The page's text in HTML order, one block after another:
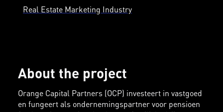
Real Estate Marketing Industry
About the project
Orange Capital Partners (OCP) investeert in vastgoed
en fungeert als ondernemingspartner voor pensioen